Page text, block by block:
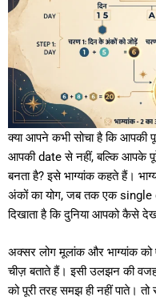
क्या आपने कभी सोचा है कि आपकी
आपकी date से नहीं, बल्कि आपके
बनता है? इसे भाग्यांक कहते हैं।
अंकों का योग, जब तक एक single
दिखाता है कि दुनिया आपको कैसे
अक्सर लोग मूलांक और भाग्यांक
चीज़ बताते हैं। इसी उलझन की
को पूरी तरह समझ ही नहीं पाते।